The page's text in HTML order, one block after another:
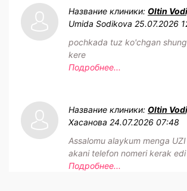
Название клиники: Oltin
Umida Sodikova 25.07.2026
pochkada tuz ko'chgan
kere
Подробнее...
Название клиники: Oltin
Хасанова 24.07.2026 07:48
Assalomu alaykum menga
akani telefon nomeri kerak edi
Подробнее...